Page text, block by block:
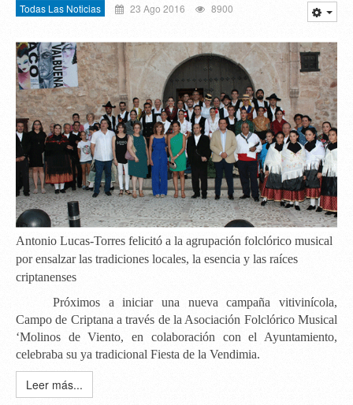
Todas Las Noticias 23 Ago 2016 8900
Antonio Lucas-Torres felicitó a la agrupación folclórico musical
por ensalzar las tradiciones locales, la esencia y las raíces
criptanenses
Próximos a iniciar una nueva campaña vitivinícola,
Campo de Criptana a través de la Asociación Folclórico Musical
‘Molinos de Viento, en colaboración con el Ayuntamiento,
celebraba su ya tradicional Fiesta de la Vendimia.
Leer más...